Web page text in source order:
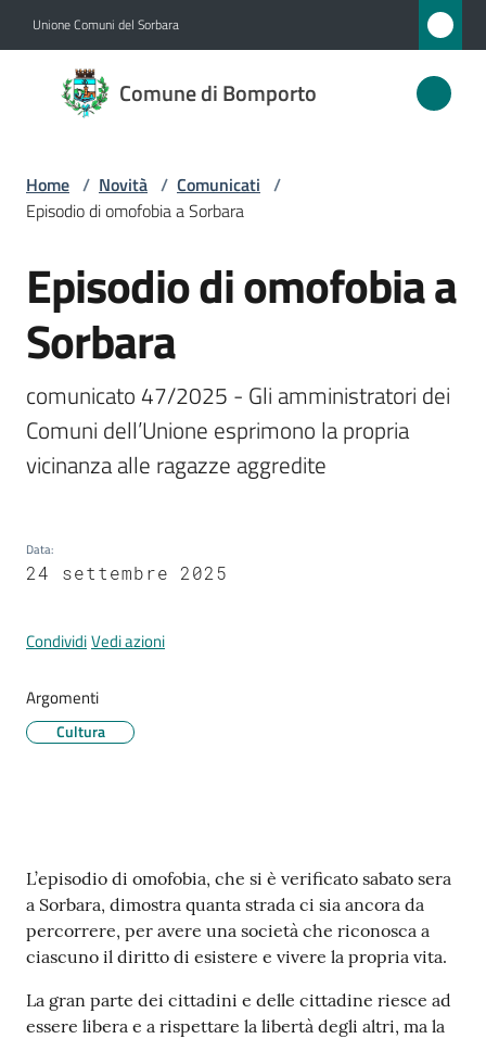
Unione Comuni del Sorbara
Comune di Bomporto
Comune
di
Novità
Menu selezionato
Servizi
Vivere
Bomporto
Tutti
Seguici
su
Home / Novità / Comunicati /
Episodio di omofobia a Sorbara
Salta al contenuto
Episodio di omofobia a
Sorbara
comunicato 47/2025 - Gli amministratori dei
Comuni dell’Unione esprimono la propria
vicinanza alle ragazze aggredite
Data:
24 settembre 2025
CondividiVedi azioni
Argomenti
Cultura
Contenuto
L’episodio di omofobia, che si è verificato sabato sera
a Sorbara, dimostra quanta strada ci sia ancora da
percorrere, per avere una società che riconosca a
ciascuno il diritto di esistere e vivere la propria vita.
La gran parte dei cittadini e delle cittadine riesce ad
essere libera e a rispettare la libertà degli altri, ma la